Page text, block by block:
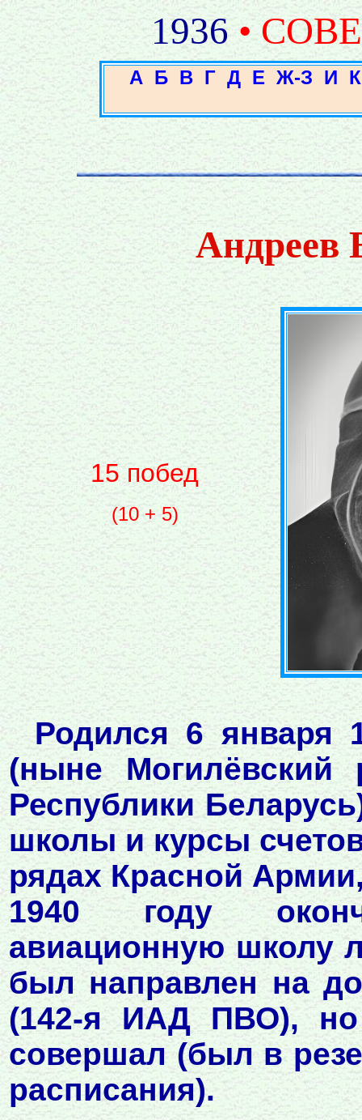
1936 •
А Б В Г Д Е Ж-З И К
Андреев
15 побед
(10 + 5)
Родился 6 января
(ныне Могилёвский
Республики
школы и курсы
рядах Красной
1940 году
авиационную школу
был направлен на
(142-я ИАД ПВО),
совершал (был в
расписания).